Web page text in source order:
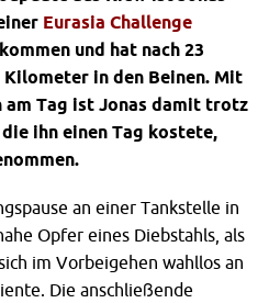
Eurasia Challenge
und hat nach 23
in den Beinen. Mit
am Tag ist Jonas damit trotz
, die ihn einen Tag kostete,
an einer Tankstelle in
Opfer eines Diebstahls, als
im Vorbeigehen wahllos an
Die anschließende